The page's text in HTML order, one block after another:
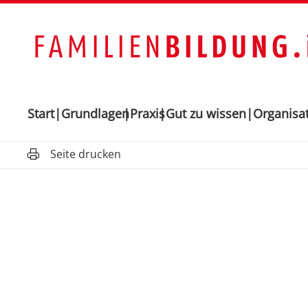
Start GrundlagenPraxisGut zu wissen
Seite drucken